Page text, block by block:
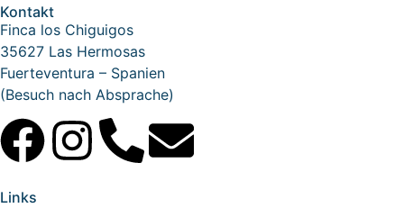
Kontakt
Finca los Chiguigos
35627 Las Hermosas
Fuerteventura – Spanien
(Besuch nach Absprache)
Links